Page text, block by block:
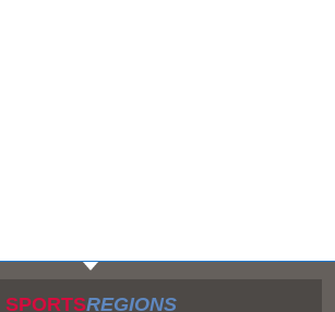
SPORTSREGIONS